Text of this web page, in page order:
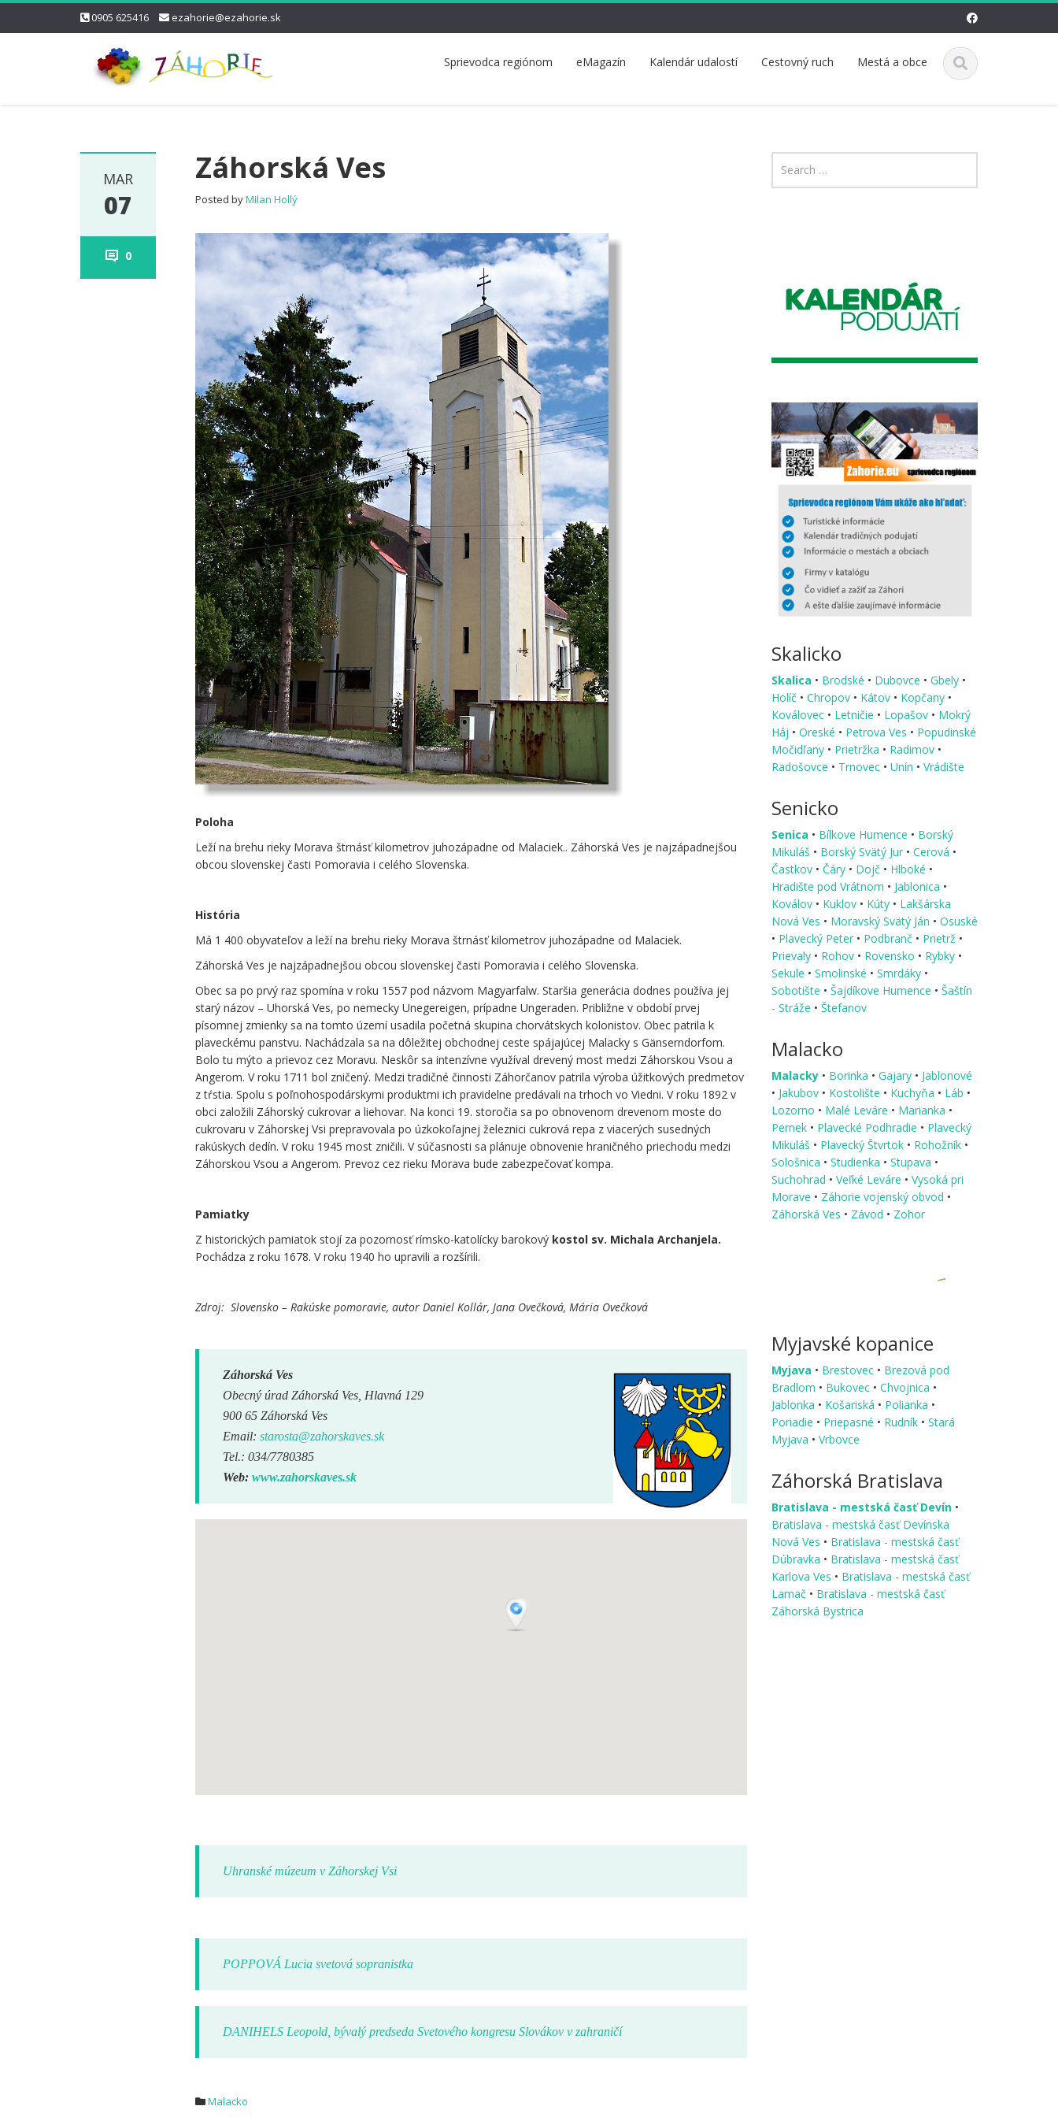
0905 625416 ezahorie@ezahorie.sk
Sprievodca regiónom eMagazín Kalendár udalostí Cestovný ruch Mestá a obce
MAR
07
0
Záhorská Ves
Posted byMilan Hollý
Poloha
Leží na brehu rieky Morava štrnásť kilometrov juhozápadne od Malaciek.. Záhorská Ves je najzápadnejšou
obcou slovenskej časti Pomoravia i celého Slovenska.
História
Má 1 400 obyvateľov a leží na brehu rieky Morava štrnásť kilometrov juhozápadne od Malaciek.
Záhorská Ves je najzápadnejšou obcou slovenskej časti Pomoravia i celého Slovenska.
Obec sa po prvý raz spomína v roku 1557 pod názvom Magyarfalw. Staršia generácia dodnes používa jej
starý názov – Uhorská Ves, po nemecky Unegereigen, prípadne Ungeraden. Približne v období prvej
písomnej zmienky sa na tomto území usadila početná skupina chorvátskych kolonistov. Obec patrila k
plaveckému panstvu. Nachádzala sa na dôležitej obchodnej ceste spájajúcej Malacky s Gänserndorfom.
Bolo tu mýto a prievoz cez Moravu. Neskôr sa intenzívne využíval drevený most medzi Záhorskou Vsou a
Angerom. V roku 1711 bol zničený. Medzi tradičné činnosti Záhorčanov patrila výroba úžitkových predmetov
z tŕstia. Spolu s poľnohospodárskymi produktmi ich pravidelne predávali na trhoch vo Viedni. V roku 1892 v
obci založili Záhorský cukrovar a liehovar. Na konci 19. storočia sa po obnovenom drevenom moste do
cukrovaru v Záhorskej Vsi prepravovala po úzkokoľajnej železnici cukrová repa z viacerých susedných
rakúskych dedín. V roku 1945 most zničili. V súčasnosti sa plánuje obnovenie hraničného priechodu medzi
Záhorskou Vsou a Angerom. Prevoz cez rieku Morava bude zabezpečovať kompa.
Pamiatky
Z historických pamiatok stojí za pozornosť rímsko-katolícky barokový kostol sv. Michala Archanjela.
Pochádza z roku 1678. V roku 1940 ho upravili a rozšírili.
Zdroj: Slovensko – Rakúske pomoravie, autor Daniel Kollár, Jana Ovečková, Mária Ovečková
Záhorská Ves
Obecný úrad Záhorská Ves, Hlavná 129
900 65 Záhorská Ves
Email:starosta@zahorskaves.sk
Tel.: 034/7780385
Web:www.zahorskaves.sk
Uhranské múzeum v Záhorskej Vsi
POPPOVÁ Lucia svetová sopranistka
DANIHELS Leopold, bývalý predseda Svetového kongresu Slovákov v zahraničí
Malacko
Skalicko
Skalica • Brodské • Dubovce • Gbely •
Holíč • Chropov • Kátov • Kopčany •
Koválovec • Letničie • Lopašov • Mokrý
Háj • Oreské • Petrova Ves • Popudinské
Močidľany • Prietržka • Radimov •
Radošovce • Trnovec • Unín • Vrádište
Senicko
Senica • Bílkove Humence • Borský
Mikuláš • Borský Svätý Jur • Cerová •
Častkov • Čáry • Dojč • Hlboké •
Hradište pod Vrátnom • Jablonica •
Koválov • Kuklov • Kúty • Lakšárska
Nová Ves • Moravský Svätý Ján • Osuské
• Plavecký Peter • Podbranč • Prietrž •
Prievaly • Rohov • Rovensko • Rybky •
Sekule • Smolinské • Smrdáky •
Sobotište • Šajdíkove Humence • Šaštín
- Stráže • Štefanov
Malacko
Malacky • Borinka • Gajary • Jablonové
• Jakubov • Kostolište • Kuchyňa • Láb •
Lozorno • Malé Leváre • Marianka •
Pernek • Plavecké Podhradie • Plavecký
Mikuláš • Plavecký Štvrtok • Rohožník •
Sološnica • Studienka • Stupava •
Suchohrad • Veľké Leváre • Vysoká pri
Morave • Záhorie vojenský obvod •
Záhorská Ves • Závod • Zohor
Myjavské kopanice
Myjava • Brestovec • Brezová pod
Bradlom • Bukovec • Chvojnica •
Jablonka • Košariská • Polianka •
Poriadie • Priepasné • Rudník • Stará
Myjava • Vrbovce
Záhorská Bratislava
Bratislava - mestská časť Devín •
Bratislava - mestská časť Devínska
Nová Ves • Bratislava - mestská časť
Dúbravka • Bratislava - mestská časť
Karlova Ves • Bratislava - mestská časť
Lamač • Bratislava - mestská časť
Záhorská Bystrica